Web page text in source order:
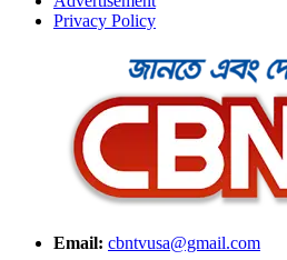
Privacy Policy
Email: cbntvusa@gmail.com